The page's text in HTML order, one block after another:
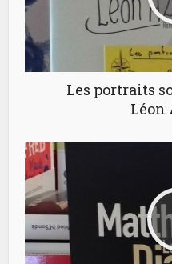
Les portraits
Léon